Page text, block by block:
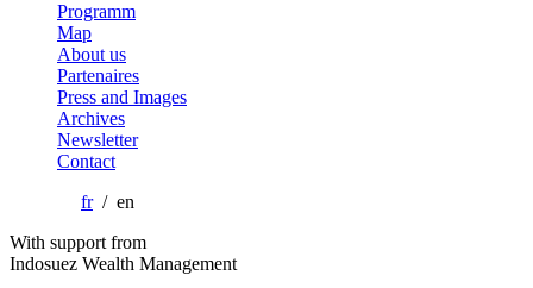
Programm
Map
About us
Partenaires
Press and Images
Archives
Newsletter
Contact
fr/ en
With support from
Indosuez Wealth Management